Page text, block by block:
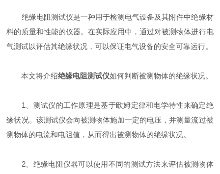
绝缘电阻测试仪是一种用于检测电气设备及其附件中绝缘材
料的质量和性能的仪器。在实际应用中，通过对被测物体进行电
气测试以评估其绝缘状况，可以保证电气设备的安全可靠运行。
本文将介绍绝缘电阻测试仪如何判断被测物体的绝缘状况。
1、测试仪的工作原理是基于欧姆定律和电学特性来确定绝
缘状况。该测试仪会向被测物体施加一定的电压，并测量流过被
测物体的电流和电阻值，从而得出被测物体的绝缘状况。
2、绝缘电阻仪器可以使用不同的测试方法来评估被测物体